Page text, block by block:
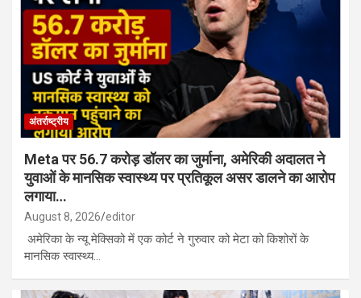
अंतर्राष्ट्रीय
Meta पर 56.7 करोड़ डॉलर का जुर्माना, अमेरिकी अदालत ने
युवाओं के मानसिक स्वास्थ्य पर प्रतिकूल असर डालने का आरोप
लगाया…
August 8, 2026 editor
अमेरिका के न्यू मेक्सिको में एक कोर्ट ने गुरुवार को मेटा को किशोरों के
मानसिक स्वास्थ्य…